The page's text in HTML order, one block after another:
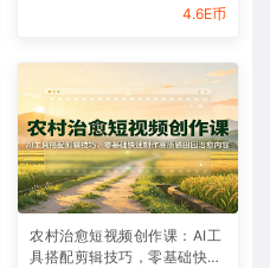
4.6E币
农村治愈短视频创作课：AI工
具搭配剪辑技巧，零基础快速